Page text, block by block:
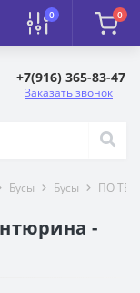
0 0
+7(916) 365-83-47
Заказать звонок
Бусы Бусы ПО
-